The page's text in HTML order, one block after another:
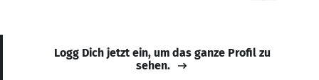
Logg Dich jetzt ein, um das ganze Profil zu
sehen.